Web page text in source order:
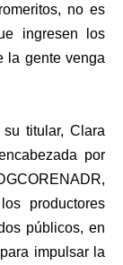
no es
ingresen los
la gente venga
titular, Clara
por
productores
públicos, en
impulsar la